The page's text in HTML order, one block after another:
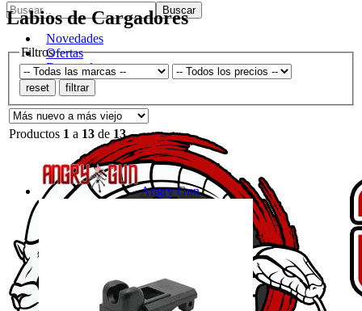
Novedades
Ofertas
Destacados
Labios de Cargadores
Filtros
Productos 1 a 13 de 13
Angry Gun